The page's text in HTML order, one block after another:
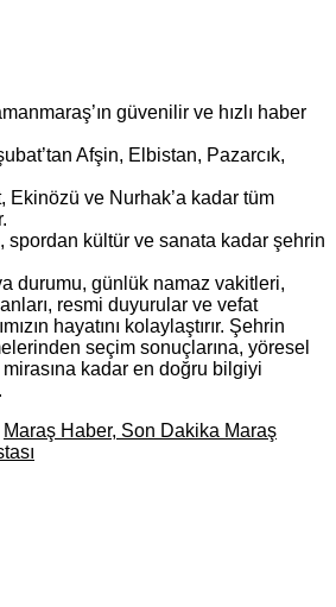
güvenilir ve hızlı haber
Afşin, Elbistan, Pazarcık,
Ekinözü ve Nurhak’a kadar tüm
spordan kültür ve sanata kadar şehrin
durumu, günlük namaz vakitleri,
resmi duyurular ve vefat
hayatını kolaylaştırır. Şehrin
seçim sonuçlarına, yöresel
kadar en doğru bilgiyi
Maraş Haber, Son Dakika Maraş